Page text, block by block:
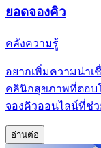
ยอดจองคิว
คลังความรู้
อยากเพิ่มความน่าเ
คลินิกสุขภาพที่ตอบ
จองคิวออนไลน์ที่ช่ว
อ่านต่อ